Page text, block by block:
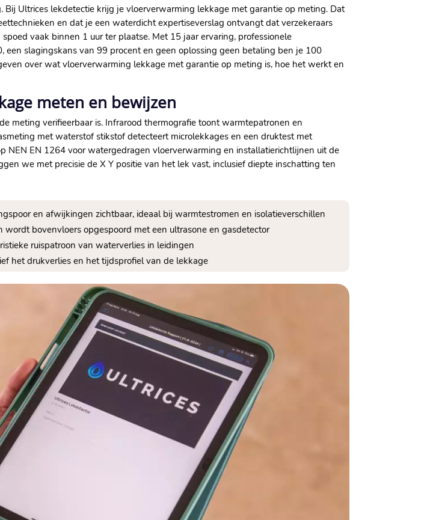
Ultrices lekdetectie krijg je vloerverwarming lekkage met garantie op meting.​ Dat
en dat je een waterdicht expertiseverslag ontvangt dat verzekeraars
vaak binnen 1 uur ter plaatse.​ Met 15 jaar ervaring, professionele
een slagingskans van 99 procent en geen oplossing geen betaling ben je 100
over wat vloerverwarming lekkage met garantie op meting is, hoe het werkt en
meten en bewijzen
meting verifieerbaar is.​ Infrarood thermografie toont warmtepatronen en
met waterstof stikstof detecteert microlekkages en een druktest met
EN 1264 voor watergedragen vloerverwarming en installatierichtlijnen uit de
we met precisie de X Y positie van het lek vast, inclusief diepte inschatting ten
en afwijkingen zichtbaar, ideaal bij warmtestromen en isolatieverschillen
bovenvloers opgespoord met een ultrasone en gasdetector
ruispatroon van waterverlies in leidingen
het drukverlies en het tijdsprofiel van de lekkage